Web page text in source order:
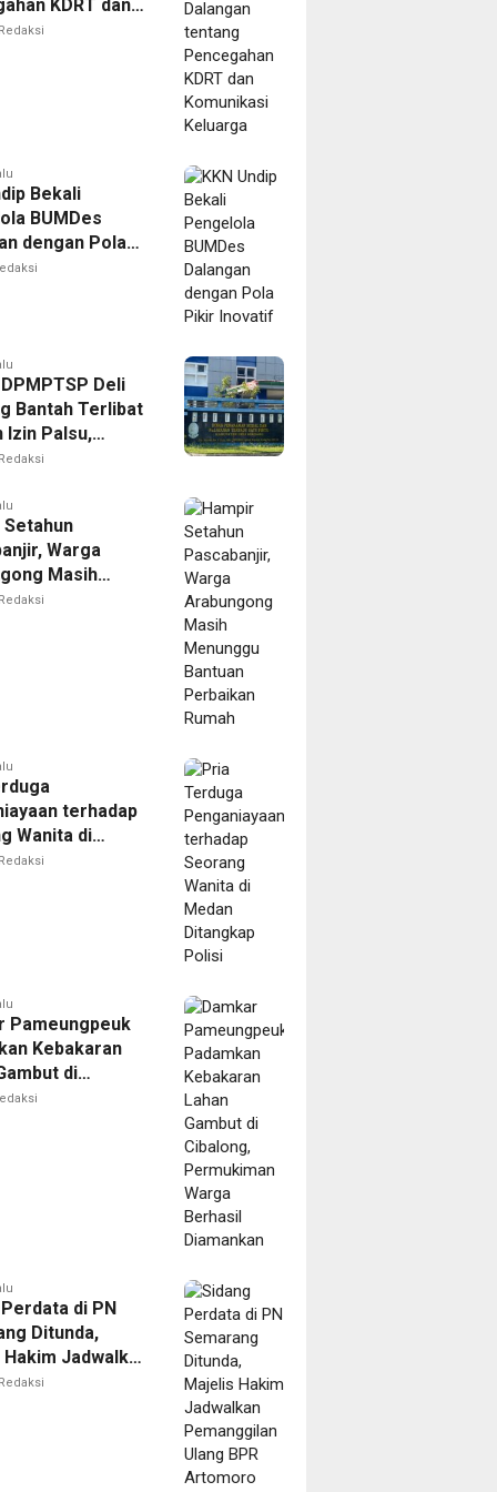
KDRT dan
Keluarga
Redaksi
Bekali
BUMDes
dengan Pola
Deli
Bantah Terlibat
Izin Palsu,
Proses
Redaksi
Setahun
Warga
Masih
Bantuan
Redaksi
terhadap
Wanita di
Polisi
Redaksi
Pameungpeuk
Kebakaran
di
Permukiman
di PN
Ditunda,
Jadwalkan
Ulang BPR
Redaksi